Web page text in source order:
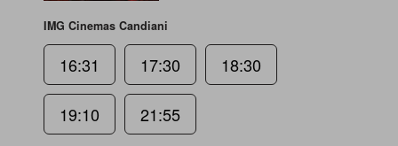
IMG Cinemas Candiani
16:31 17:30 18:30
19:10 21:55